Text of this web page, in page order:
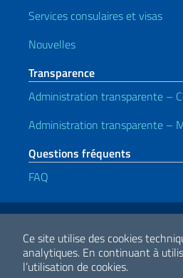
Ce site utilise des cookies
analytiques. En continuant à
l’utilisation de cookies.
Services consulaires et visas
Nouvelles
Transparence
Administration transparente –
Administration transparente –
Questions fréquents
FAQ
Liens utiles